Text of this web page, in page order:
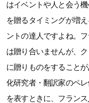
はイベントや人と会う
を贈るタイミングが増
ントの達人ですよね。
は贈り合いませんが、
に贈りものをすること
化研究者・翻訳家のペ
を表すときに、フラン